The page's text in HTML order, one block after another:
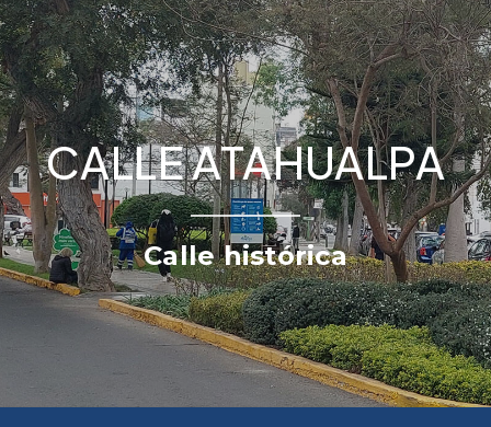
CALLE ATAHUALPA
Calle histórica